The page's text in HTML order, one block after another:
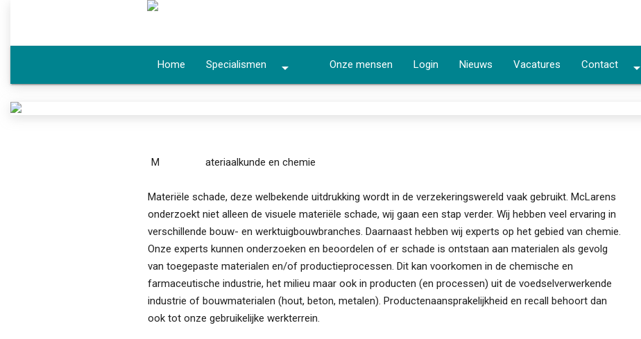
Home Specialismen arrow_drop_down Onze mensen Login Nieuws Vacatures Contact arrow_drop_down
M ateriaalkunde en chemie
Materiële schade, deze welbekende uitdrukking wordt in de verzekeringswereld vaak gebruikt. McLarens
onderzoekt niet alleen de visuele materiële schade, wij gaan een stap verder. Wij hebben veel ervaring in
verschillende bouw- en werktuigbouwbranches. Daarnaast hebben wij experts op het gebied van chemie.
Onze experts kunnen onderzoeken en beoordelen of er schade is ontstaan aan materialen als gevolg
van toegepaste materialen en/of productieprocessen. Dit kan voorkomen in de chemische en
farmaceutische industrie, het milieu maar ook in producten (en processen) uit de voedselverwerkende
industrie of bouwmaterialen (hout, beton, metalen). Productenaansprakelijkheid en recall behoort dan
ook tot onze gebruikelijke werkterrein.